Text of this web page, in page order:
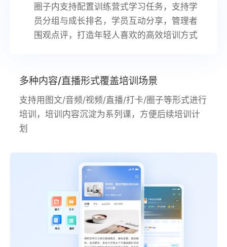
圈子内支持配置训练营式学习任务，支持学
员分组与成长排名，学员互动分享，管理者
围观点评，打造年轻人喜欢的高效培训方式
多种内容/直播形式覆盖培训场景
支持用图文/音频/视频/直播/打卡/圈子等形式进行
培训，培训内容沉淀为系列课，方便后续培训计
划